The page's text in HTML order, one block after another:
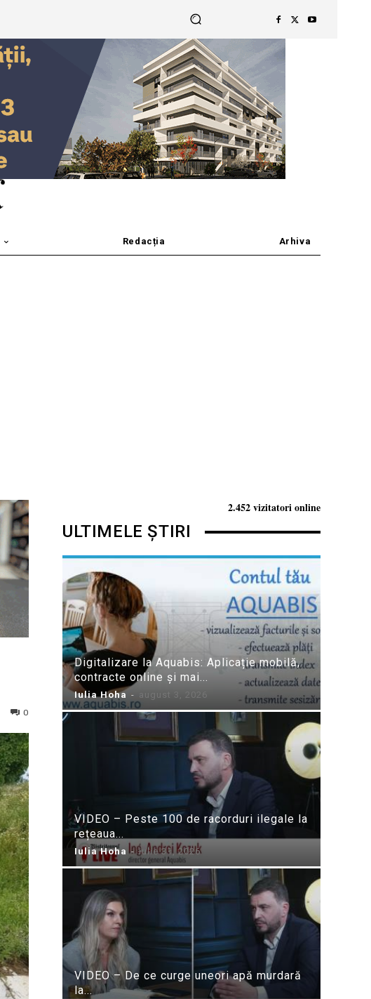
Redacția Arhiva
0
2.452 vizitatori online
ULTIMELE ȘTIRI
Digitalizare la Aquabis: Aplicație mobilă,
contracte online și mai...
Iulia Hoha - august 3, 2026
VIDEO – Peste 100 de racorduri ilegale la
rețeaua...
Iulia Hoha - iulie 31, 2026
VIDEO – De ce curge uneori apă murdară
la...